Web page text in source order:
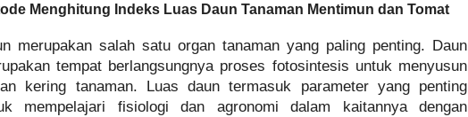
Menghitung Indeks Luas Daun Tanaman Mentimun dan Tomat
merupakan salah satu organ tanaman yang paling penting. Daun
tempat berlangsungnya proses fotosintesis untuk menyusun
kering tanaman. Luas daun termasuk parameter yang penting
mempelajari fisiologi dan agronomi dalam kaitannya dengan